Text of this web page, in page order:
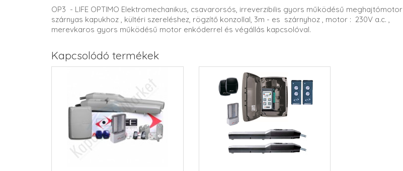
OP3 - LIFE OPTIMO Elektromechanikus, csavarorsós, irreverzibilis gyors működésű meghajtómotor
szárnyas kapukhoz , kültéri szereléshez, rögzítő konzollal, 3m - es szárnyhoz , motor : 230V a.c. ,
merevkaros gyors működésű motor enkóderrel és végállás kapcsolóval.
Kapcsolódó termékek